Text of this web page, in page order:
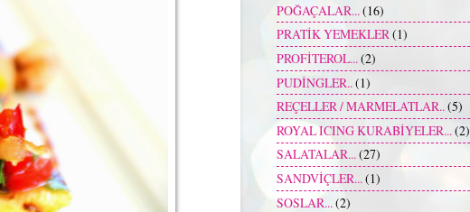
POĞAÇALAR... (16)
PRATİK YEMEKLER(1)
PROFİTEROL...(2)
PUDİNGLER.. (1)
REÇELLER / MARMELATLAR..(5)
ROYAL ICING KURABİYELER...(2)
SALATALAR...(27)
SANDVİÇLER...(1)
SOSLAR... (2)